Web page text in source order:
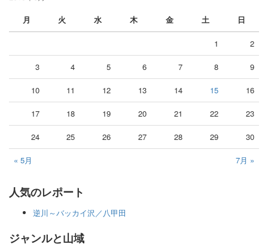
月
火 水 木 金 土 日
« 5月 7月 »
1 2
3 4 5 6 7 8 9
10 11 12 13 14 15 16
17 18 19 20 21 22 23
24 25 26 27 28 29 30
人気のレポート
逆川～バッカイ沢／八甲田
ジャンルと山域